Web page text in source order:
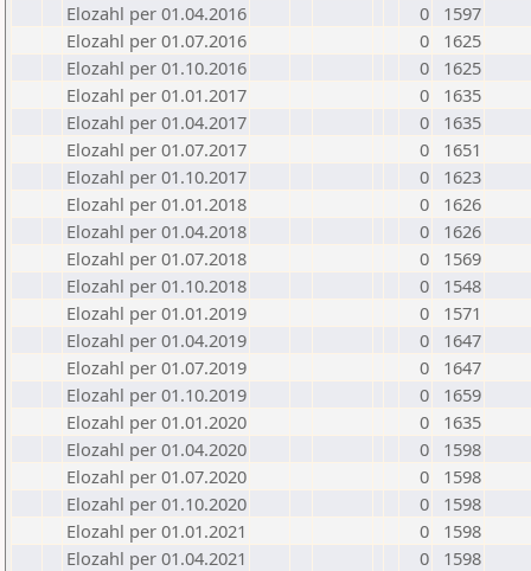
Elozahl per 01.04.2016
0
1597
Elozahl per 01.07.2016
0
1625
Elozahl per 01.10.2016
0
1625
Elozahl per 01.01.2017
0
1635
Elozahl per 01.04.2017
0
1635
Elozahl per 01.07.2017
0
1651
Elozahl per 01.10.2017
0
1623
Elozahl per 01.01.2018
0
1626
Elozahl per 01.04.2018
0
1626
Elozahl per 01.07.2018
0
1569
Elozahl per 01.10.2018
0
1548
Elozahl per 01.01.2019
0
1571
Elozahl per 01.04.2019
0
1647
Elozahl per 01.07.2019
0
1647
Elozahl per 01.10.2019
0
1659
Elozahl per 01.01.2020
0
1635
Elozahl per 01.04.2020
0
1598
Elozahl per 01.07.2020
0
1598
Elozahl per 01.10.2020
0
1598
Elozahl per 01.01.2021
0
1598
Elozahl per 01.04.2021
0
1598